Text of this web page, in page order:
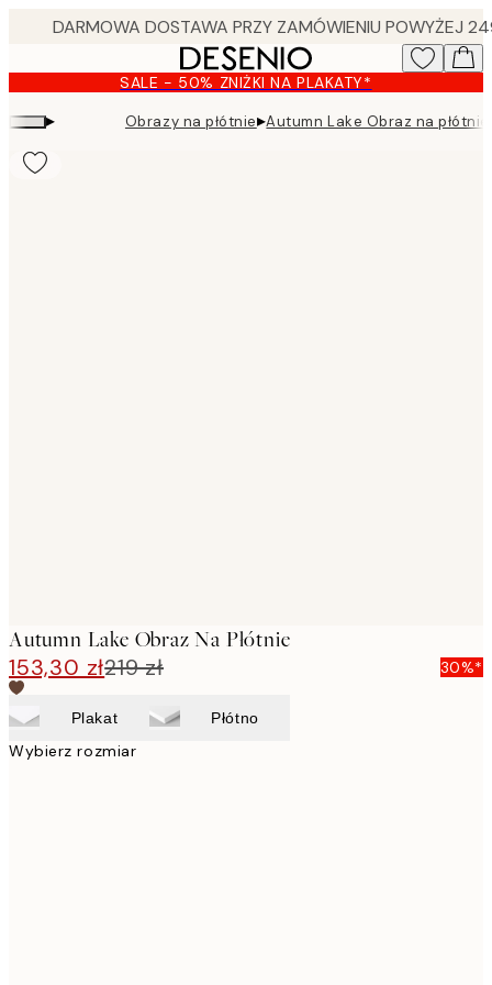
content.
SALE - 50% ZNIŻKI NA PLAKATY*
▸ Obrazy na płótnie▸Autumn Lake Obraz na płótnie
Autumn Lake Obraz Na Płótnie
153,30 zł219 zł 30%*
Plakat Płótno
Wybierz rozmiar